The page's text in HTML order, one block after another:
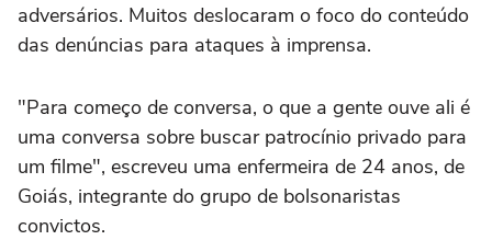
adversários. Muitos deslocaram o foco do conteúdo
das denúncias para ataques à imprensa.
"Para começo de conversa, o que a gente ouve ali é
uma conversa sobre buscar patrocínio privado para
um filme", escreveu uma enfermeira de 24 anos, de
Goiás, integrante do grupo de bolsonaristas
convictos.